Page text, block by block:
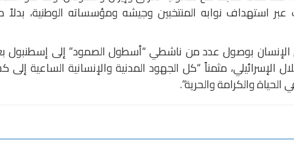
عبر استهداف نوابه المنتخبين وجيشه ومؤسساته الوطنية،
الإنسان بوصول عدد من ناشطي “أسطول الصمود” إلى إسطنبول
الإسرائيلي، مثمناً “كل الجهود المدنية والإنسانية الساعية إلى
والكرامة والحرية”.